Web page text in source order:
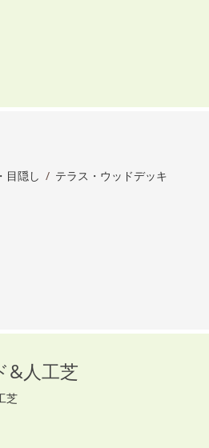
目隠し / テラス・ウッドデッキ
&人工芝
芝